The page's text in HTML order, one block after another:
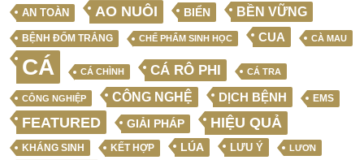
AN TOÀN AO NUÔI BIỂN BỀN VỮNG
BỆNH ĐỐM TRẮNG CHẾ PHẨM SINH HỌC CUA CÀ MAU
CÁ CÁ CHÌNH CÁ RÔ PHI CÁ TRA
CÔNG NGHIỆP CÔNG NGHỆ DỊCH BỆNH EMS
FEATURED GIẢI PHÁP HIỆU QUẢ
KHÁNG SINH KẾT HỢP LÚA LƯU Ý LƯƠN